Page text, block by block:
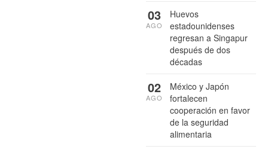
Huevos
estadounidenses
regresan a Singapur
después de dos
décadas
03
AGO
México y Japón
fortalecen
cooperación en favor
de la seguridad
alimentaria
02
AGO